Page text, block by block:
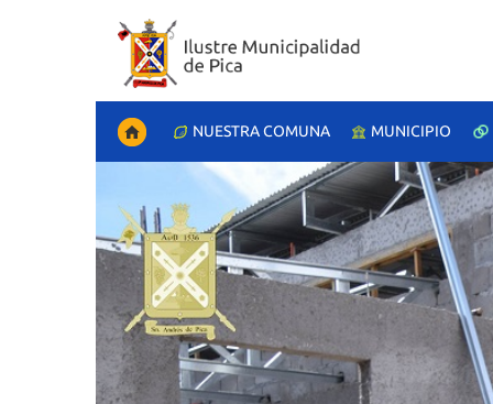
NUESTRA COMUNA MUNICIPIO